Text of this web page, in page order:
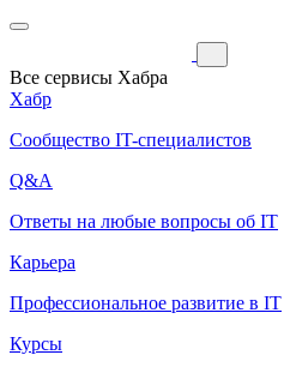
Все сервисы Хабра
Хабр
Сообщество IT-специалистов
Q&A
Ответы на любые вопросы об IT
Карьера
Профессиональное развитие в IT
Курсы